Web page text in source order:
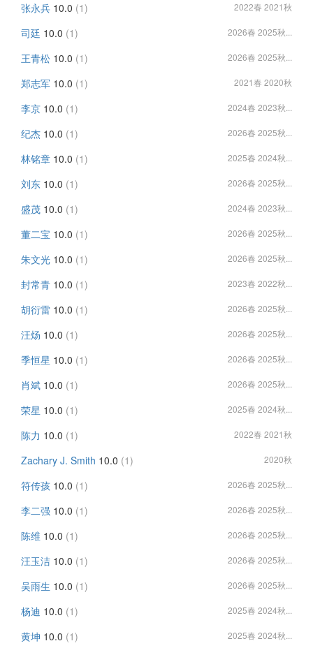
张永兵 10.0 (1) 2022春 2021秋
司廷 10.0 (1) 2026春 2025秋...
王青松 10.0 (1) 2026春 2025秋...
郑志军 10.0 (1) 2021春 2020秋
李京 10.0 (1) 2024春 2023秋...
纪杰 10.0 (1) 2026春 2025秋...
林铭章 10.0 (1) 2025春 2024秋...
刘东 10.0 (1) 2026春 2025秋...
盛茂 10.0 (1) 2024春 2023秋...
董二宝 10.0 (1) 2026春 2025秋...
朱文光 10.0 (1) 2026春 2025秋...
封常青 10.0 (1) 2023春 2022秋...
胡衍雷 10.0 (1) 2026春 2025秋...
汪炀 10.0 (1) 2026春 2025秋...
季恒星 10.0 (1) 2026春 2025秋...
肖斌 10.0 (1) 2026春 2025秋...
荣星 10.0 (1) 2025春 2024秋...
陈力 10.0 (1) 2022春 2021秋
Zachary J. Smith 10.0 (1) 2020秋
符传孩 10.0 (1) 2026春 2025秋...
李二强 10.0 (1) 2026春 2025秋...
陈维 10.0 (1) 2026春 2025秋...
汪玉洁 10.0 (1) 2026春 2025秋...
吴雨生 10.0 (1) 2026春 2025秋...
杨迪 10.0 (1) 2025春 2024秋...
黄坤 10.0 (1) 2025春 2024秋...